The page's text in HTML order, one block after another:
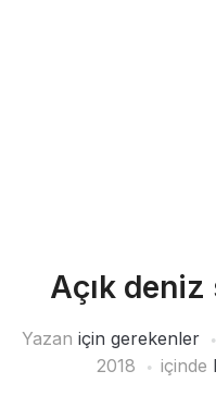
Açık
Yazan için gerekenler
2018
içinde